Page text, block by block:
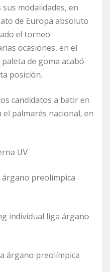
modalidades, en
de Europa absoluto
el torneo
ocasiones, en el
de goma acabó
posición.
candidatos a batir en
palmarés nacional, en
UV
árgano preolímpica
individual liga árgano
árgano preolímpica